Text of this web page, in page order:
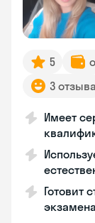
5
3 отзыва
Имеет
Готовит
экзамена